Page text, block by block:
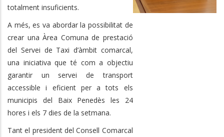
totalment insuficients.
A més, es va abordar la possibilitat de
crear una Àrea Comuna de prestació
del Servei de Taxi d’àmbit comarcal,
una iniciativa que té com a objectiu
garantir un servei de transport
accessible i eficient per a tots els
municipis del Baix Penedès les 24
hores i els 7 dies de la setmana.
Tant el president del Consell Comarcal